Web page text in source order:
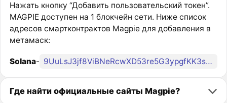
Нажать кнопку “Добавить пользовательский токен”.
MAGPIE доступен на 1 блокчейн сети. Ниже список
адресов смартконтрактов Magpie для добавления в
метамаск:
Solana- 9UuLsJ3jf8ViBNeRcwXD53re5G3ypgfKK3s2EiMMpump
Где найти официальные сайты Magpie?